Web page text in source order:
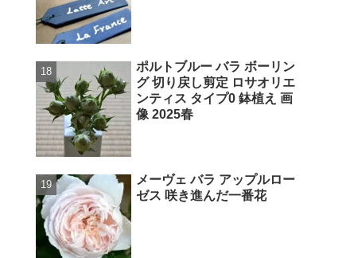
ポルトブルー バラ ボーリン
グ 切り戻し剪定 ロサオリエ
ンティス タイプ0 鉢植え 画
像 2025春
メーヴェ バラ アップルロー
ゼス 咲き進んだ一番花